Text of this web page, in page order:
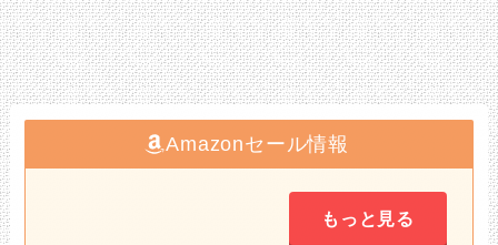
Amazonセール情報
もっと見る